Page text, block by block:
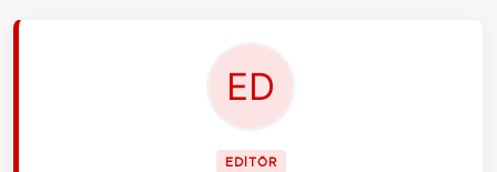
EDİTÖR